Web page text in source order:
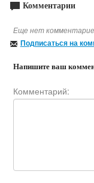
Комментарии
Еще нет
Подписаться на
Напишите ваш
Комментарий: